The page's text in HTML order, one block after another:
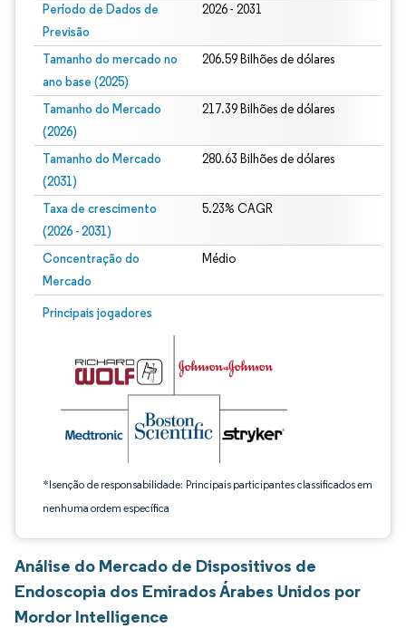
Período de Dados de
Previsão
2026 - 2031
Tamanho do mercado no
ano base (2025)
206.59 Bilhões de dólares
Tamanho do Mercado
(2026)
217.39 Bilhões de dólares
Tamanho do Mercado
(2031)
280.63 Bilhões de dólares
Taxa de crescimento
(2026 - 2031)
5.23% CAGR
Concentração do
Mercado
Médio
Principais jogadores
*Isenção de responsabilidade: Principais participantes classificados em
nenhuma ordem específica
Imagem © Mordor Intelligence. O reuso requer atribuição conforme CC BY 4.0.
Análise do Mercado de Dispositivos de
Endoscopia dos Emirados Árabes Unidos por
Mordor Intelligence